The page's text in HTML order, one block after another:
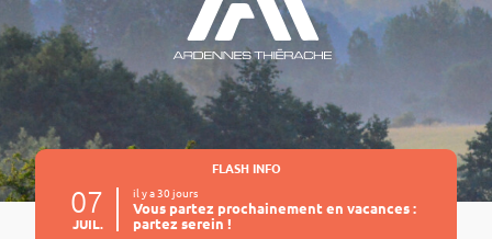
FLASH INFO
Vous partez prochainement en vacances :
partez serein !
il y a 30 jours
07
JUIL.